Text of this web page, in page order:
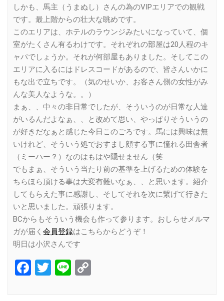
しかも、馬主（うまぬし）さんの為のVIPエリアでの観戦
です。最上階からの壮大な眺めです。
このエリアは、ホテルのラウンジみたいになっていて、個
室がたくさん有るわけです。それぞれの部屋は20人程のキ
ャパでしょうか。それが何部屋もありました。そしてこの
エリアに入るにはドレスコードがあるので、皆さんいかに
もな出で立ちです。（気のせいか、お客さん側の女性がみ
んな美人なような。。）
まぁ、、中々の非日常でしたが、そういうのが日常な人達
がいるんだよなぁ、、と改めて思い、やっぱりそういうの
が好きだなぁと感じた今日このごろです。馬には興味は無
いけれど、そういう処でおすまし顔する事に憧れる田舎者
（ミーハー？）なのはもはや隠せません（笑
でもまぁ、そういう当たり前の基準を上げるための体験を
ちらほら頂ける事は大変有難いなぁ、、と思います。紹介
してもらえた事に感謝し、そしてそれを次に繋げて行きた
いと思いました。頑張ります。
BCからもそういう機会も作って参ります。おしらせメルマ
ガが届く 会員登録はこちらからどうぞ！
明日は小沢さんです
Facebook
Twitter
Line